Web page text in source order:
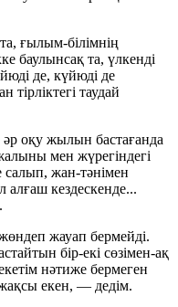
ғылым-білімнің
баулынсақ та, үлкенді
де, күйюді де
таудай
оқу жылын бастағанда
мен жүрегіндегі
жан-тәнімен
алғаш кездескенде...
жауап бермейді.
бір-екі сөзімен-ақ
нәтиже бермеген
екен, — дедім.